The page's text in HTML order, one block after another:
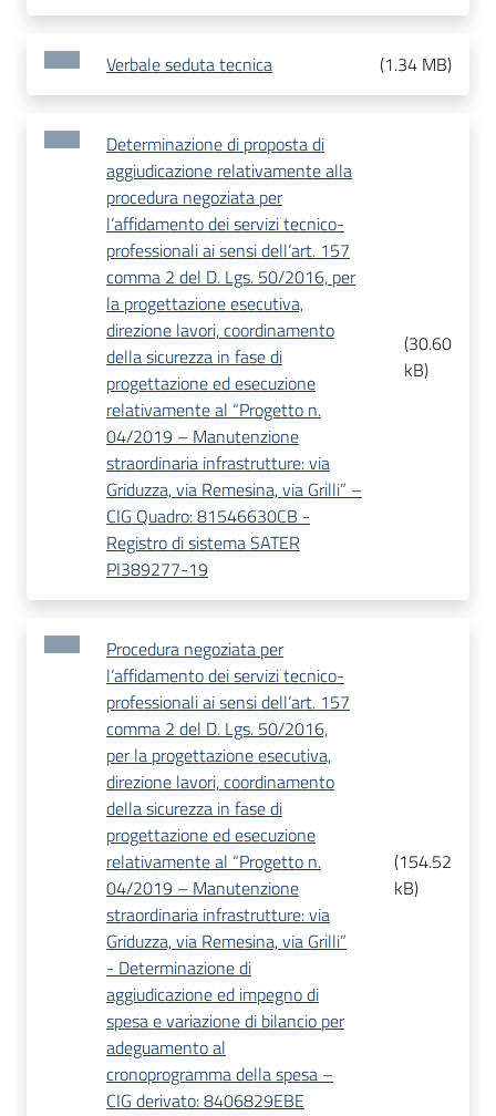
Verbale seduta tecnica (1.34 MB)
Determinazione di proposta di
aggiudicazione relativamente alla
procedura negoziata per
l’affidamento dei servizi tecnico-
professionali ai sensi dell’art. 157
comma 2 del D. Lgs. 50/2016, per
la progettazione esecutiva,
direzione lavori, coordinamento
della sicurezza in fase di
progettazione ed esecuzione
relativamente al “Progetto n.
04/2019 – Manutenzione
straordinaria infrastrutture: via
Griduzza, via Remesina, via Grilli” –
CIG Quadro: 81546630CB -
Registro di sistema SATER
PI389277-19
(30.60
kB)
Procedura negoziata per
l’affidamento dei servizi tecnico-
professionali ai sensi dell’art. 157
comma 2 del D. Lgs. 50/2016,
per la progettazione esecutiva,
direzione lavori, coordinamento
della sicurezza in fase di
progettazione ed esecuzione
relativamente al “Progetto n.
04/2019 – Manutenzione
straordinaria infrastrutture: via
Griduzza, via Remesina, via Grilli”
- Determinazione di
aggiudicazione ed impegno di
spesa e variazione di bilancio per
adeguamento al
cronoprogramma della spesa –
CIG derivato: 8406829EBE
(154.52
kB)